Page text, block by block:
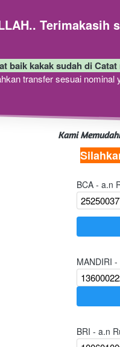
Terimakasih
baik kakak sudah di
transfer sesuai nominal
Kami
BCA - a.n
MANDIRI
BRI - a.n